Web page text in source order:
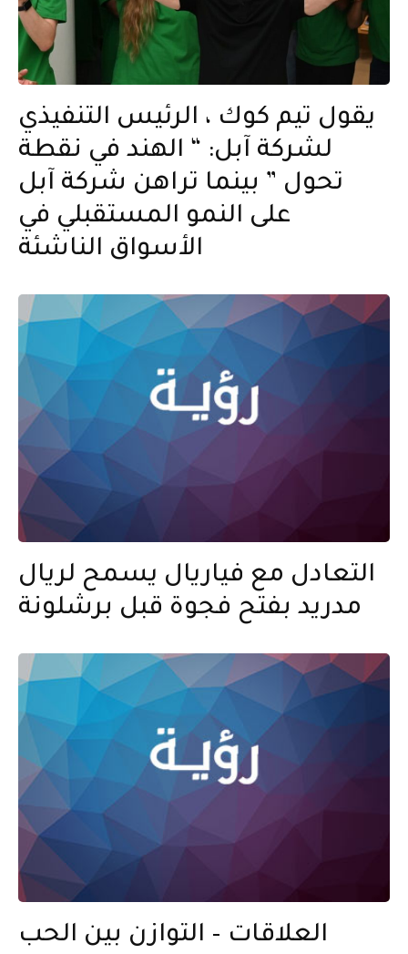
يقول تيم كوك ، الرئيس التنفيذي
لشركة آبل: “ الهند في نقطة
تحول ” بينما تراهن شركة آبل
على النمو المستقبلي في
الأسواق الناشئة
التعادل مع فياريال يسمح لريال
مدريد بفتح فجوة قبل برشلونة
العلاقات – التوازن بين الحب